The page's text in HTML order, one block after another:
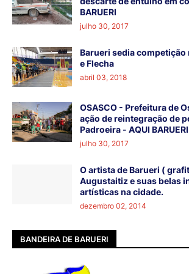
BARUERI
julho 30, 2017
Barueri sedia competição
e Flecha
abril 03, 2018
OSASCO - Prefeitura de
ação de reintegração de
Padroeira - AQUI BARUERI
julho 30, 2017
O artista de Barueri (
Augustaitiz e suas belas
artísticas na cidade.
dezembro 02, 2014
BANDEIRA DE BARUERI